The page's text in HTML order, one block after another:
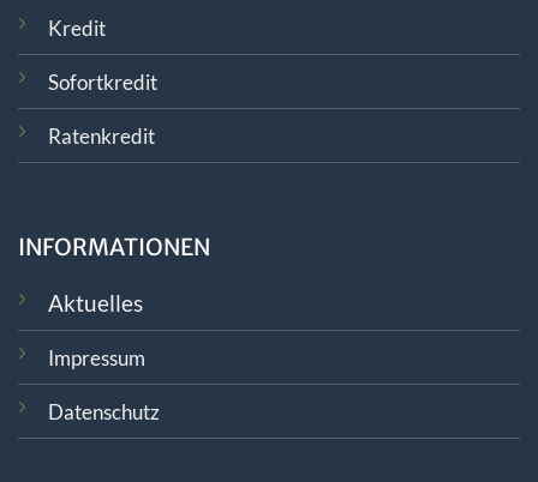
Kredit
Sofortkredit
Ratenkredit
INFORMATIONEN
Aktuelles
Impressum
Datenschutz